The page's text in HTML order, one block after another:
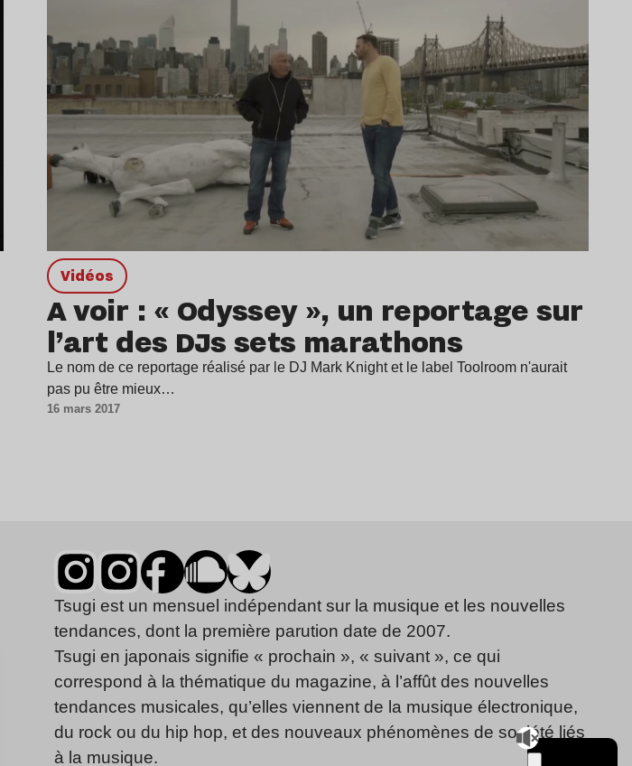
Vidéos
A voir : « Odyssey », un reportage sur
l’art des DJs sets marathons
Le nom de ce reportage réalisé par le DJ Mark Knight et le label Toolroom n'aurait
pas pu être mieux…
16 mars 2017
Tsugi est un mensuel indépendant sur la musique et les nouvelles
tendances, dont la première parution date de 2007.
Tsugi en japonais signifie « prochain », « suivant », ce qui
correspond à la thématique du magazine, à l’affût des nouvelles
tendances musicales, qu’elles viennent de la musique électronique,
du rock ou du hip hop, et des nouveaux phénomènes de société liés
à la musique.